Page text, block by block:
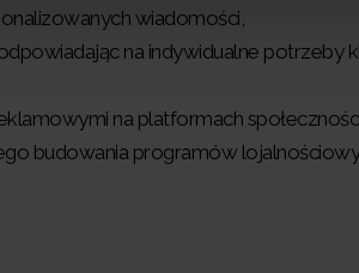
wiadomości,
na indywidualne potrzeby
na platformach
budowania programów